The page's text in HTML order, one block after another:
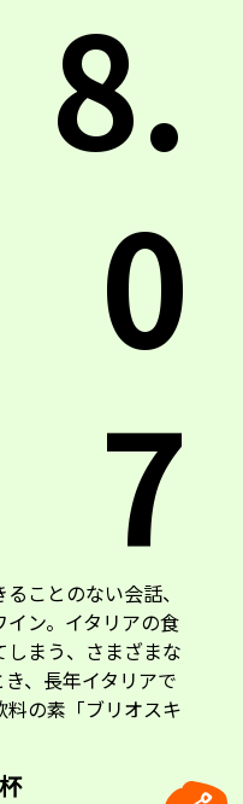
8.
0
7
ことのない会話、
ン。イタリアの食
まう、さまざまな
、長年イタリアで
の素「ブリオスキ